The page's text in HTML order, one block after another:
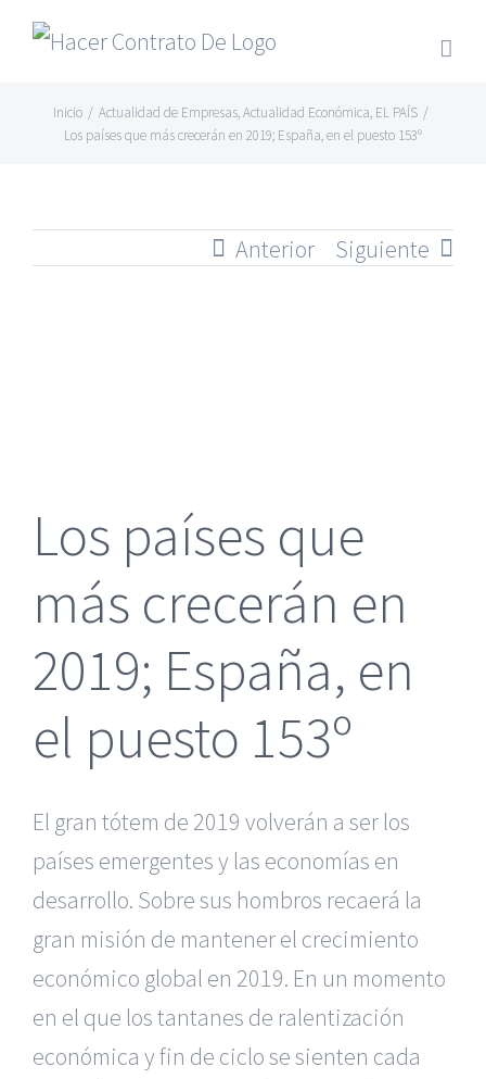
Skip
Inicio / Actualidad de Empresas,Actualidad Económica, EL PAÍS /
Los países que más crecerán en 2019; España, en el puesto 153º
Anterior Siguiente
Los países que
más crecerán en
2019; España, en
el puesto 153º
El gran tótem de 2019 volverán a ser los
países emergentes y las economías en
desarrollo. Sobre sus hombros recaerá la
gran misión de mantener el crecimiento
económico global en 2019. En un momento
en el que los tantanes de ralentización
económica y fin de ciclo se sienten cada